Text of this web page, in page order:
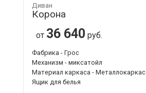
Диван
Корона
от 36 640 руб.
Фабрика - Грос
Механизм - миксатойл
Материал каркаса - Металлокаркас
Ящик для белья